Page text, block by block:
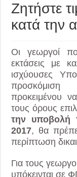
Ζητήστε
κατά την
Οι γεωργοί
εκτάσεις με
ισχύουσες
προσκόμιση
προκειμένου
τους όρους
την υποβολή
2017, θα
περίπτωση
Για τους
υπόκεινται σε